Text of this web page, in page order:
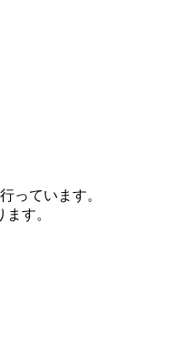
っています。
す。